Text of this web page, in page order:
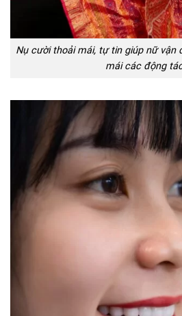
Nụ cười thoải mái, tự tin giúp nữ vận
mái các động